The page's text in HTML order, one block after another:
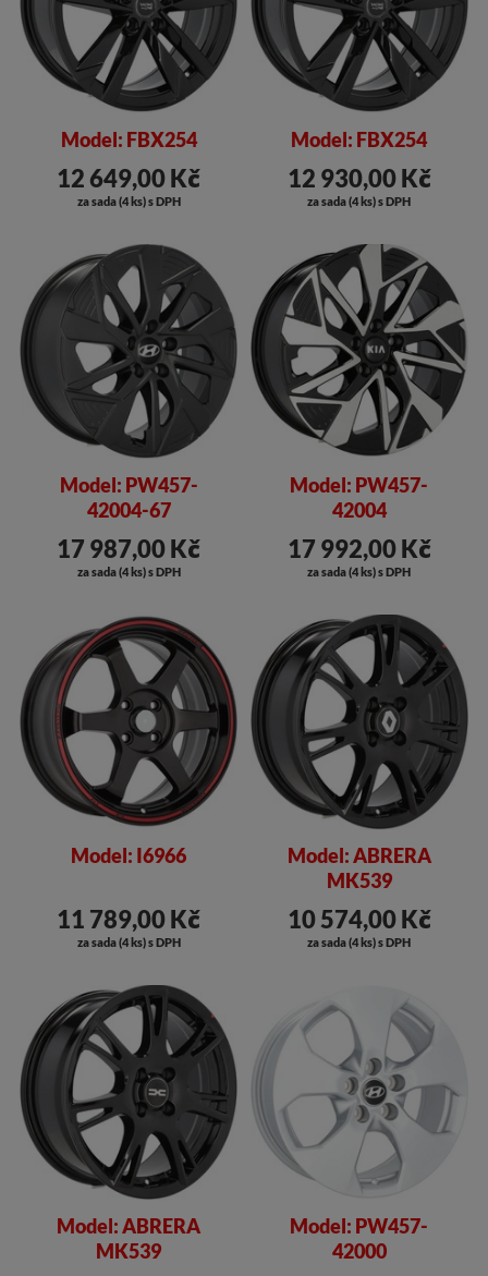
Model: FBX254
12 649,00 Kč
za sada (4 ks) s DPH
Model: FBX254
12 930,00 Kč
za sada (4 ks) s DPH
Model: PW457-
42004-67
17 987,00 Kč
za sada (4 ks) s DPH
Model: PW457-
42004
17 992,00 Kč
za sada (4 ks) s DPH
Model: I6966
11 789,00 Kč
za sada (4 ks) s DPH
Model: ABRERA
MK539
10 574,00 Kč
za sada (4 ks) s DPH
Model: ABRERA
MK539
Model: PW457-
42000